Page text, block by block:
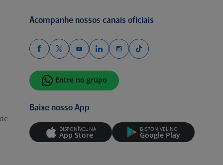
Acompanhe nossos canais oficiais
Entre no grupo
Baixe nosso App
DISPONÍVEL NA
App Store
DISPONÍVEL NO
Google Play